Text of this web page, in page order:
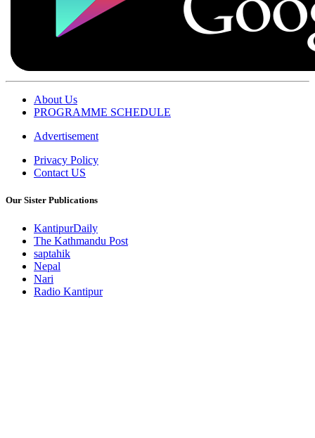
About Us
PROGRAMME SCHEDULE
Advertisement
Privacy Policy
Contact US
Our Sister Publications
KantipurDaily
The Kathmandu Post
saptahik
Nepal
Nari
Radio Kantipur